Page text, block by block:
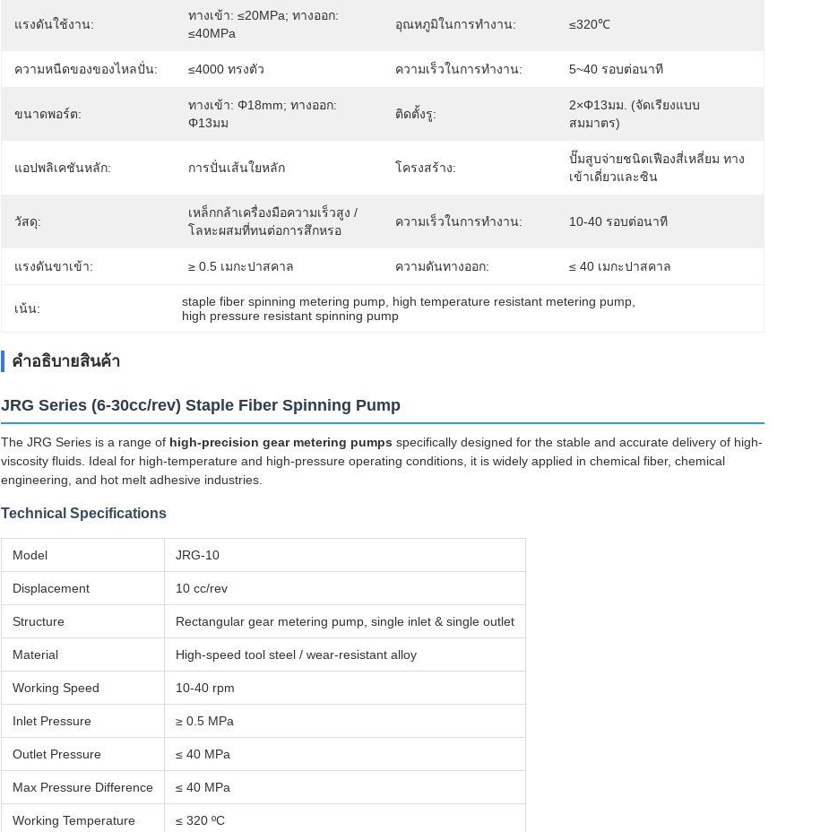
แรงดันใช้งาน:
ทางเข้า: ≤20MPa; ทางออก:
≤40MPa
อุณหภูมิในการทำงาน: ≤320℃
ความหนืดของของไหลปั่น: ≤4000 ทรงตัว ความเร็วในการทำงาน: 5~40 รอบต่อนาที
ขนาดพอร์ต:
ทางเข้า: Φ18mm; ทางออก:
Φ13มม
ติดตั้งรู:
2×φ13มม. (จัดเรียงแบบ
สมมาตร)
แอปพลิเคชันหลัก: การปั่นเส้นใยหลัก โครงสร้าง:
ปั๊มสูบจ่ายชนิดเฟืองสี่เหลี่ยม ทาง
เข้าเดี่ยวและซิน
วัสดุ:
เหล็กกล้าเครื่องมือความเร็วสูง /
โลหะผสมที่ทนต่อการสึกหรอ
ความเร็วในการทำงาน: 10-40 รอบต่อนาที
แรงดันขาเข้า: ≥ 0.5 เมกะปาสคาล ความดันทางออก: ≤ 40 เมกะปาสคาล
เน้น: staple fiber spinning metering pump high temperature resistant metering pump
high pressure resistant spinning pump
คําอธิบายสินค้า
JRG Series (6-30cc/rev) Staple Fiber Spinning Pump
The JRG Series is a range of high-precision gear metering pumps specifically designed for the stable and accurate delivery of high-
viscosity fluids. Ideal for high-temperature and high-pressure operating conditions, it is widely applied in chemical fiber, chemical
engineering, and hot melt adhesive industries.
Technical Specifications
Model JRG-10
Displacement 10 cc/rev
Structure Rectangular gear metering pump, single inlet & single outlet
Material High-speed tool steel / wear-resistant alloy
Working Speed 10-40 rpm
Inlet Pressure ≥ 0.5 MPa
Outlet Pressure ≤ 40 MPa
Max Pressure Difference ≤ 40 MPa
Working Temperature ≤ 320 ºC